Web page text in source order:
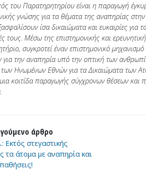
του Παρατηρητηρίου είναι η παραγωγή
γνώσης για τα θέματα της αναπηρίας
ίσα δικαιώματα και ευκαιρίες για
τους. Μέσω της επιστημονικής και
συγκροτεί έναν επιστημονικό
για την αναπηρία υπό την οπτική των
Ηνωμένων Εθνών για τα Δικαιώματα των
κοιτίδα παραγωγής σύγχρονων θέσεων και
άρθρο
Εκτός στεγαστικής
τα άτομα με αναπηρία και